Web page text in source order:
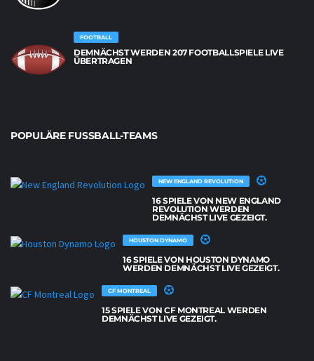
FOOTBALL
DEMNÄCHST WERDEN 207 FOOTBALLSPIELE LIVE
ÜBERTRAGEN
POPULÄRE FUSSBALL-TEAMS
NEW ENGLAND REVOLUTION
16 SPIELE VON NEW ENGLAND
REVOLUTION WERDEN
DEMNÄCHST LIVE GEZEIGT.
HOUSTON DYNAMO
16 SPIELE VON HOUSTON DYNAMO
WERDEN DEMNÄCHST LIVE GEZEIGT.
CF MONTREAL
15 SPIELE VON CF MONTREAL WERDEN
DEMNÄCHST LIVE GEZEIGT.